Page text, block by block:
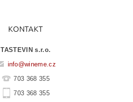
KONTAKT
TASTEVIN s.r.o.
info@wineme.cz
703 368 355
703 368 355